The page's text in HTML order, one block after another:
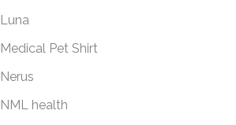
Luna
Medical Pet Shirt
Nerus
NML health